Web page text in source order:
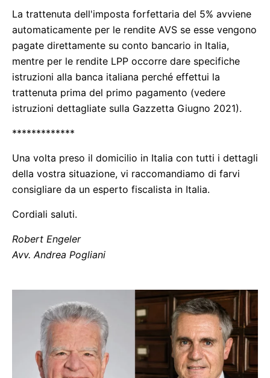
La trattenuta dell'imposta forfettaria del 5% avviene
automaticamente per le rendite AVS se esse vengono
pagate direttamente su conto bancario in Italia,
mentre per le rendite LPP occorre dare specifiche
istruzioni alla banca italiana perché effettui la
trattenuta prima del primo pagamento (vedere
istruzioni dettagliate sulla Gazzetta Giugno 2021).
*************
Una volta preso il domicilio in Italia con tutti i dettagli
della vostra situazione, vi raccomandiamo di farvi
consigliare da un esperto fiscalista in Italia.
Cordiali saluti.
Robert Engeler
Avv. Andrea Pogliani